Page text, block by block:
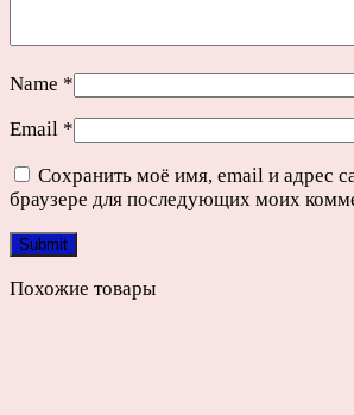
Name *
Email *
Сохранить моё имя, email и адрес
браузере для последующих моих
Похожие товары